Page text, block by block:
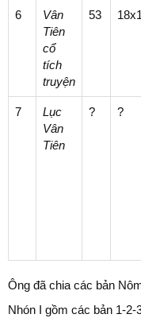
6
Vân
Tiên
cổ
tích
truyện
53
7
Lục
Vân
Tiên
? ?
Ông đã chia các bản
Nhón I gồm các bản 1-